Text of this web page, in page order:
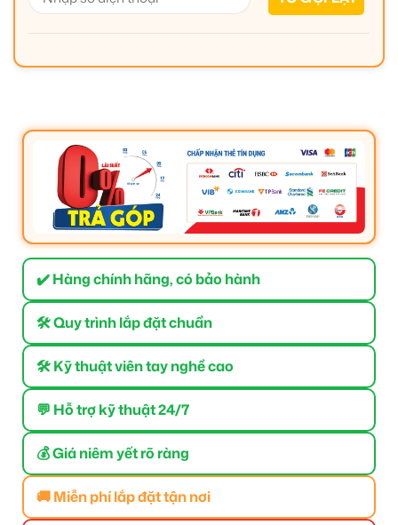
✔️ Hàng chính hãng, có bảo hành
🛠 Quy trình lắp đặt chuẩn
🛠 Kỹ thuật viên tay nghề cao
💬 Hỗ trợ kỹ thuật 24/7
💰 Giá niêm yết rõ ràng
🚚 Miễn phí lắp đặt tận nơi